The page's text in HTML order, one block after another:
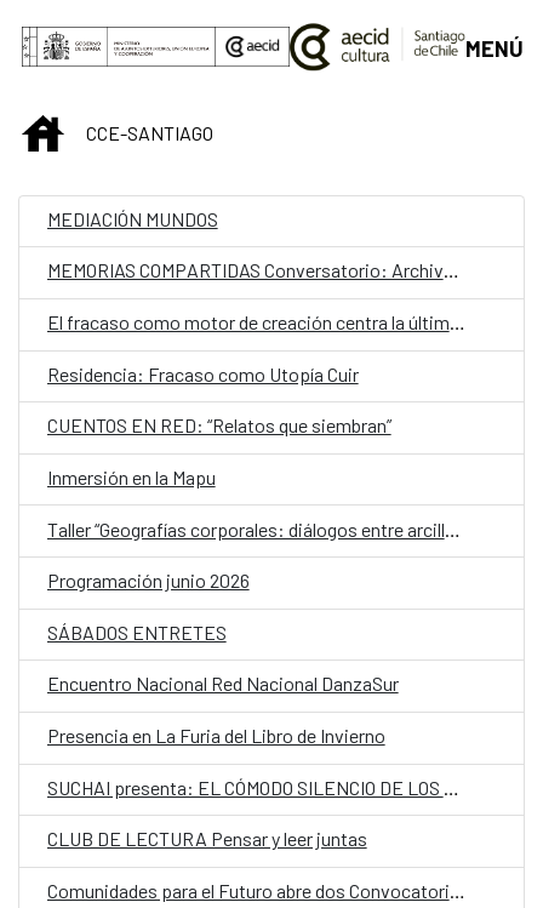
Saltar al contenido principal
MENÚ
INICIOCCE-SANTIAGO
MEDIACIÓN MUNDOS
MEMORIAS COMPARTIDAS Conversatorio: Archivos personales de exilios y migraciones
El fracaso como motor de creación centra la última residencia artística en el CCESantiago
Residencia: Fracaso como Utopía Cuir
CUENTOS EN RED: “Relatos que siembran”
Inmersión en la Mapu
Programación junio 2026
SÁBADOS ENTRETES
Encuentro Nacional Red Nacional DanzaSur
Presencia en La Furia del Libro de Invierno
CLUB DE LECTURA Pensar y leer juntas
Comunidades para el Futuro abre dos Convocatorias para personas jóvenes relacionadas con las Artes Escénicas Iberoamericanas